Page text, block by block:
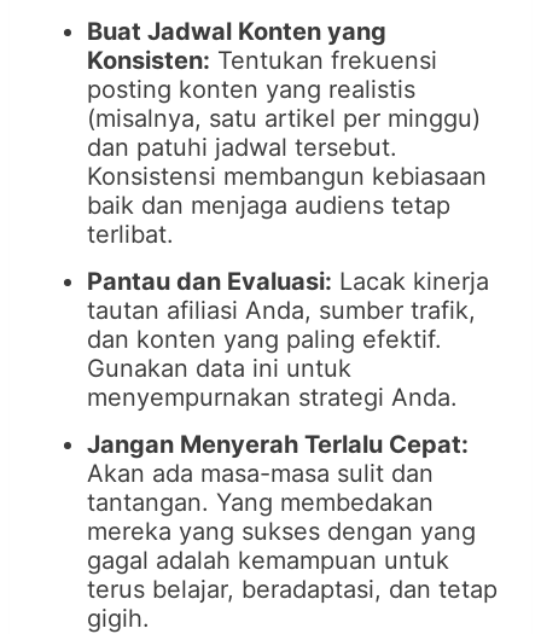
Buat Jadwal Konten yang
Konsisten: Tentukan frekuensi
posting konten yang realistis
(misalnya, satu artikel per minggu)
dan patuhi jadwal tersebut.
Konsistensi membangun kebiasaan
baik dan menjaga audiens tetap
terlibat.
Pantau dan Evaluasi: Lacak kinerja
tautan afiliasi Anda, sumber trafik,
dan konten yang paling efektif.
Gunakan data ini untuk
menyempurnakan strategi Anda.
Jangan Menyerah Terlalu Cepat:
Akan ada masa-masa sulit dan
tantangan. Yang membedakan
mereka yang sukses dengan yang
gagal adalah kemampuan untuk
terus belajar, beradaptasi, dan tetap
gigih.